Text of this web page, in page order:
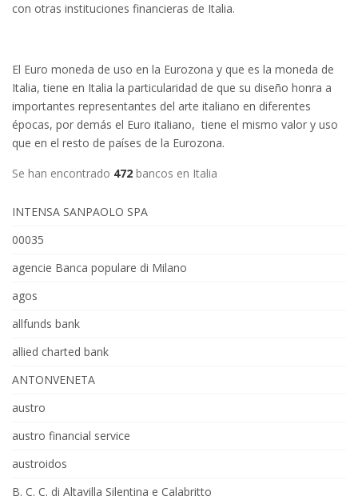
con otras instituciones financieras de Italia.
El Euro moneda de uso en la Eurozona y que es la moneda de
Italia, tiene en Italia la particularidad de que su diseño honra a
importantes representantes del arte italiano en diferentes
épocas, por demás el Euro italiano, tiene el mismo valor y uso
que en el resto de países de la Eurozona.
Se han encontrado 472 bancos en Italia
INTENSA SANPAOLO SPA
00035
agencie Banca populare di Milano
agos
allfunds bank
allied charted bank
ANTONVENETA
austro
austro financial service
austroidos
B. C. C. di Altavilla Silentina e Calabritto